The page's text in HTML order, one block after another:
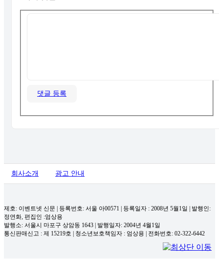
댓글 등록
회사소개 광고 안내
제호: 이벤트넷 신문 | 등록번호: 서울 아00571
등록일자 : 2008년 5월1일 | 발행인:
정연화, 편집인 :엄상용
발행소: 서울시 마포구 상암동 1643 | 발행일자: 2004년 4월1일
통신판매신고 : 제 15219호
청소년보호책임자 : 엄상용 | 전화번호: 02-322-6442